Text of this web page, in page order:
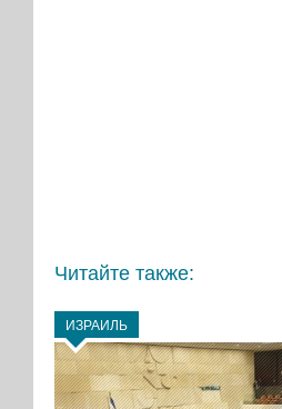
Читайте также:
ИЗРАИЛЬ